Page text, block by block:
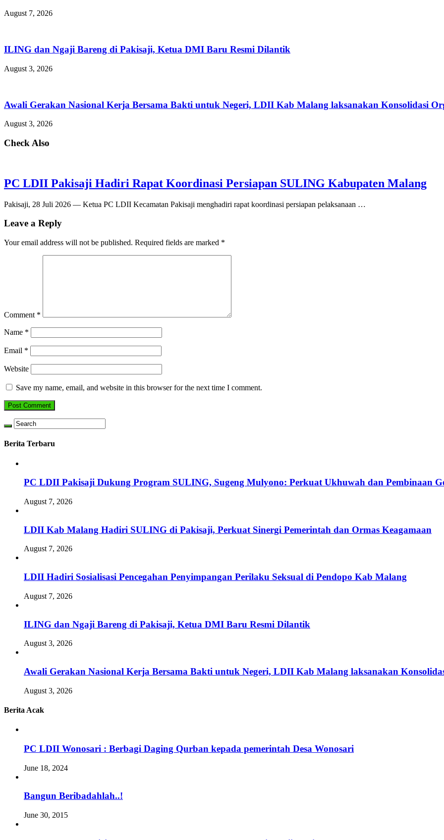
August 7, 2026
ILING dan Ngaji Bareng di Pakisaji, Ketua DMI Baru Resmi Dilantik
August 3, 2026
Awali Gerakan Nasional Kerja Bersama Bakti untuk Negeri, LDII Kab Malang laksanakan Konsolidasi
August 3, 2026
Check Also
PC LDII Pakisaji Hadiri Rapat Koordinasi Persiapan SULING Kabupaten Malang
Pakisaji, 28 Juli 2026 — Ketua PC LDII Kecamatan Pakisaji menghadiri rapat koordinasi persiapan pelaksanaan …
Leave a Reply
Your email address will not be published. Required fields are marked *
Comment *
Name *
Email *
Website
Save my name, email, and website in this browser for the next time I comment.
Berita Terbaru
PC LDII Pakisaji Dukung Program SULING, Sugeng Mulyono: Perkuat Ukhuwah dan Pembinaan
August 7, 2026
LDII Kab Malang Hadiri SULING di Pakisaji, Perkuat Sinergi Pemerintah dan Ormas Keagamaan
August 7, 2026
LDII Hadiri Sosialisasi Pencegahan Penyimpangan Perilaku Seksual di Pendopo Kab Malang
August 7, 2026
ILING dan Ngaji Bareng di Pakisaji, Ketua DMI Baru Resmi Dilantik
August 3, 2026
Awali Gerakan Nasional Kerja Bersama Bakti untuk Negeri, LDII Kab Malang laksanakan
August 3, 2026
Berita Acak
PC LDII Wonosari : Berbagi Daging Qurban kepada pemerintah Desa Wonosari
June 18, 2024
Bangun Beribadahlah..!
June 30, 2015